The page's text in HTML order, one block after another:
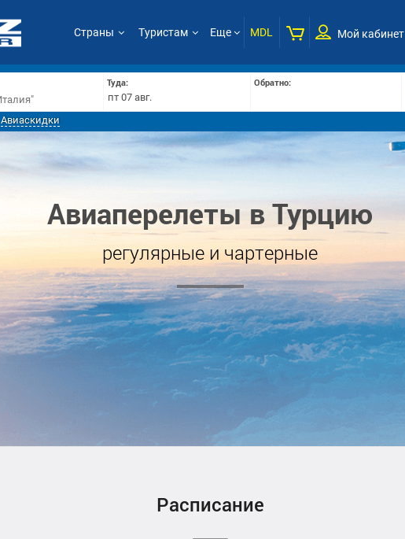
Страны Туристам Еще MDL Мой кабинет
Туда: Обратно:
Авиаскидки
Авиаперелеты в Турцию
регулярные и чартерные
Расписание